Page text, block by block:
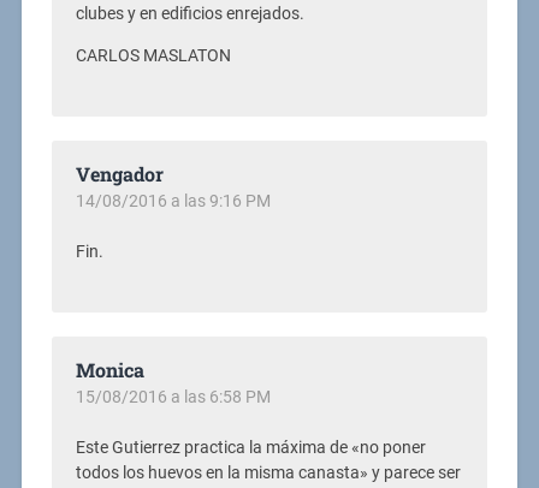
clubes y en edificios enrejados.
CARLOS MASLATON
Vengador
14/08/2016 a las 9:16 PM
Fin.
Monica
15/08/2016 a las 6:58 PM
Este Gutierrez practica la máxima de «no poner
todos los huevos en la misma canasta» y parece ser